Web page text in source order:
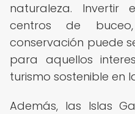
naturaleza. Invertir
centros de
conservación puede
para aquellos
turismo sostenible en
Además, las Islas